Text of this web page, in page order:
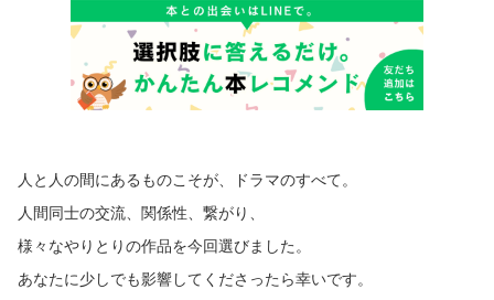
6）、二兎社『書く女』（16）、KAAT『ペール・ギュント』（15）、
新国立劇場『海の夫人』（15）、城山羊の会『トロワグロ』（14）、
『HISTORY BOYS』（14）、新国立劇場『ピグマリオン』（13）、
『耳なし芳一』（13）、ベッド＆メイキングス『未遂の犯罪王』（12
年）、『阿呆の鼻毛で蜻蛉をつなぐ』（12）、新国立劇場『温室』（1
2）など。TVでは『悦ちゃん』（17）、『PTAグランパ』（17）、
『At the terrace テラスにて』（16）、『風が強く吹いている』（0
人と人の間にあるものこそが、ドラマのすべて。
人間同士の交流、関係性、繋がり、
様々なやりとりの作品を今回選びました。
あなたに少しでも影響してくださったら幸いです。